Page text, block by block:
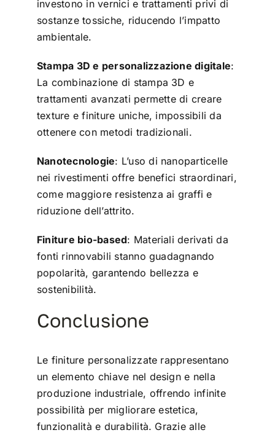
investono in vernici e trattamenti privi di
sostanze tossiche, riducendo l’impatto
ambientale.
Stampa 3D e personalizzazione digitale:
La combinazione di stampa 3D e
trattamenti avanzati permette di creare
texture e finiture uniche, impossibili da
ottenere con metodi tradizionali.
Nanotecnologie: L’uso di nanoparticelle
nei rivestimenti offre benefici straordinari,
come maggiore resistenza ai graffi e
riduzione dell’attrito.
Finiture bio-based: Materiali derivati da
fonti rinnovabili stanno guadagnando
popolarità, garantendo bellezza e
sostenibilità.
Conclusione
Le finiture personalizzate rappresentano
un elemento chiave nel design e nella
produzione industriale, offrendo infinite
possibilità per migliorare estetica,
funzionalità e durabilità. Grazie alle